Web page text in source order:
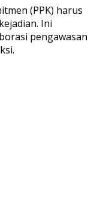
(PPK) harus
Ini
pengawasan